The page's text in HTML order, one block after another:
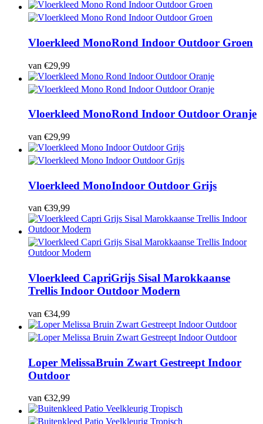
Vloerkleed MonoRond Indoor Outdoor Groen
van €29,99
Vloerkleed MonoRond Indoor Outdoor Oranje
van €29,99
Vloerkleed MonoIndoor Outdoor Grijs
van €39,99
Vloerkleed CapriGrijs Sisal Marokkaanse
Trellis Indoor Outdoor Modern
van €34,99
Loper MelissaBruin Zwart Gestreept Indoor
Outdoor
van €32,99